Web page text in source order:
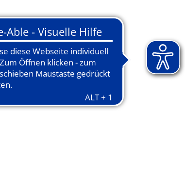
Sie Ihr Serviceportal aus.